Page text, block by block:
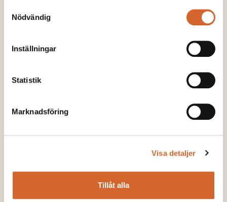
Nödvändig
Inställningar
Statistik
Marknadsföring
Visa detaljer
Tillåt alla